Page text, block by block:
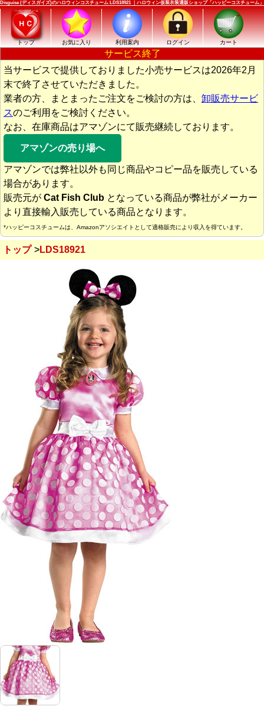
Disguise (ディスガイズ)のハロウィンコスチューム LDS18921 ｜ハロウィン仮装衣装通販ショップ「ハッピーコスチューム」
トップ お気に入り 利用案内 ログイン カート
サービス終了
当サービスで提供しておりました小売サービスは2026年2月
末で終了させていただきました。
業者の方、まとまったご注文をご検討の方は、 卸販売サービ
スのご利用をご検討ください。
なお、在庫商品はアマゾンにて販売継続しております。
アマゾンの売り場へ
アマゾンでは弊社以外も同じ商品やコピー品を販売している
場合があります。
販売元が Cat Fish Club となっている商品が弊社がメーカー
より直接輸入販売している商品となります。
*ハッピーコスチュームは、Amazonアソシエイトとして適格販売により収入を得ています。
トップ LDS18921